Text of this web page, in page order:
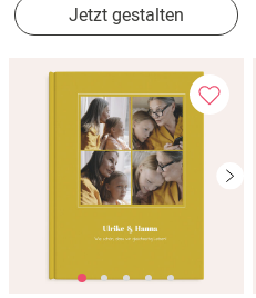
Jetzt gestalten